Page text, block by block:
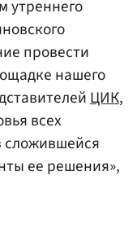
утреннего
провести
нашего
ЦИК,
всех
сложившейся
ее решения»,